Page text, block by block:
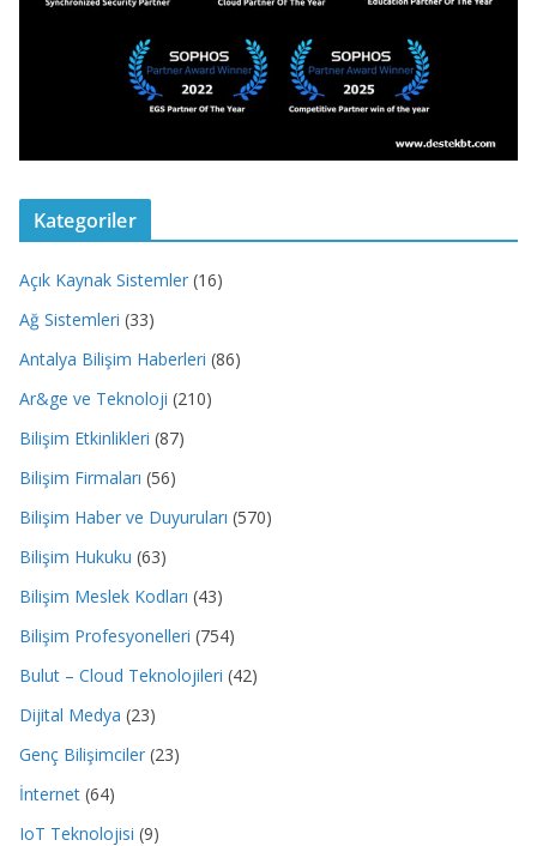
Kategoriler
Açık Kaynak Sistemler (16)
Ağ Sistemleri (33)
Antalya Bilişim Haberleri (86)
Ar&ge ve Teknoloji (210)
Bilişim Etkinlikleri (87)
Bilişim Firmaları (56)
Bilişim Haber ve Duyuruları (570)
Bilişim Hukuku (63)
Bilişim Meslek Kodları (43)
Bilişim Profesyonelleri (754)
Bulut – Cloud Teknolojileri (42)
Dijital Medya (23)
Genç Bilişimciler (23)
İnternet (64)
IoT Teknolojisi (9)